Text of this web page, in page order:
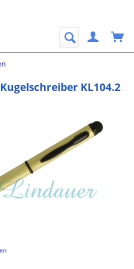
KL104.2